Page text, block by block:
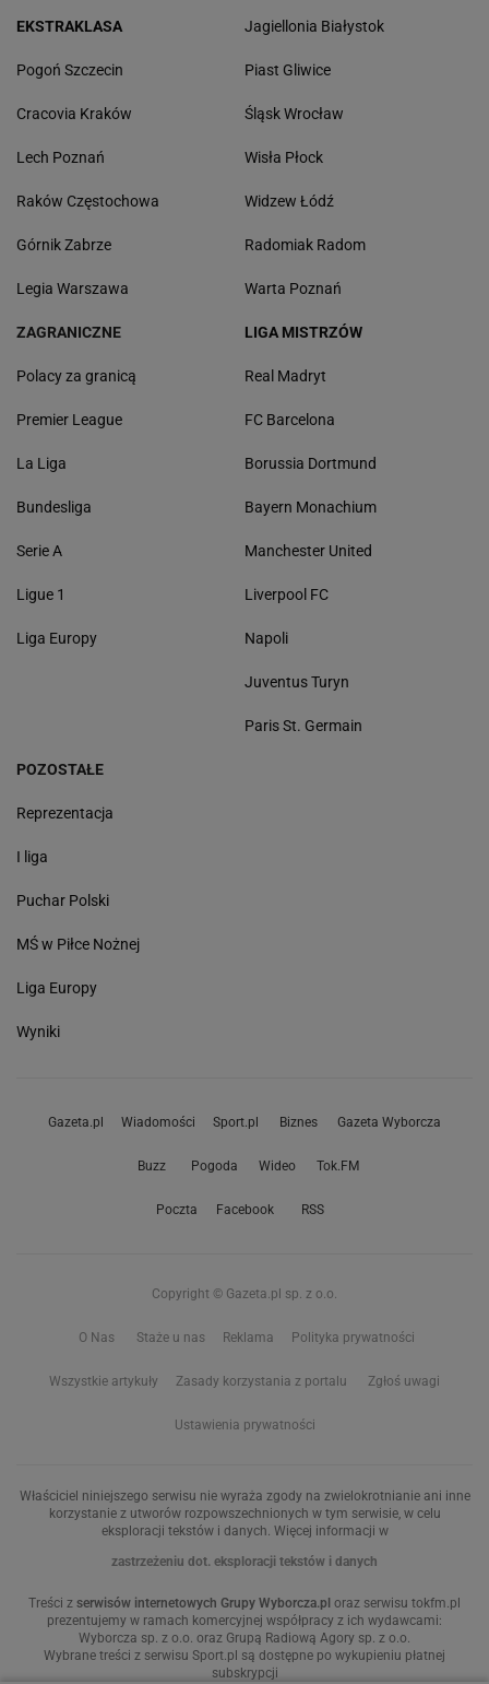
EKSTRAKLASA
Pogoń Szczecin
Cracovia Kraków
Lech Poznań
Raków Częstochowa
Górnik Zabrze
Legia Warszawa
Jagiellonia Białystok
Piast Gliwice
Śląsk Wrocław
Wisła Płock
Widzew Łódź
Radomiak Radom
Warta Poznań
ZAGRANICZNE
Polacy za granicą
Premier League
La Liga
Bundesliga
Serie A
Ligue 1
Liga Europy
LIGA MISTRZÓW
Real Madryt
FC Barcelona
Borussia Dortmund
Bayern Monachium
Manchester United
Liverpool FC
Napoli
Juventus Turyn
Paris St. Germain
POZOSTAŁE
Reprezentacja
I liga
Puchar Polski
MŚ w Piłce Nożnej
Liga Europy
Wyniki
Gazeta.pl Wiadomości Sport.pl Biznes Gazeta Wyborcza
Buzz Pogoda Wideo Tok.FM
Poczta Facebook RSS
Copyright © Gazeta.pl sp. z o.o.
O Nas Staże u nas Reklama Polityka prywatności
Wszystkie artykuły Zasady korzystania z portalu Zgłoś uwagi
Ustawienia prywatności
Właściciel niniejszego serwisu nie wyraża zgody na zwielokrotnianie ani inne
korzystanie z utworów rozpowszechnionych w tym serwisie, w celu
eksploracji tekstów i danych. Więcej informacji w
zastrzeżeniu dot. eksploracji tekstów i danych
Treści z serwisów internetowych Grupy Wyborcza.pl oraz serwisu tokfm.pl
prezentujemy w ramach komercyjnej współpracy z ich wydawcami:
Wyborcza sp. z o.o. oraz Grupą Radiową Agory sp. z o.o.
Wybrane treści z serwisu Sport.pl są dostępne po wykupieniu płatnej
subskrypcji